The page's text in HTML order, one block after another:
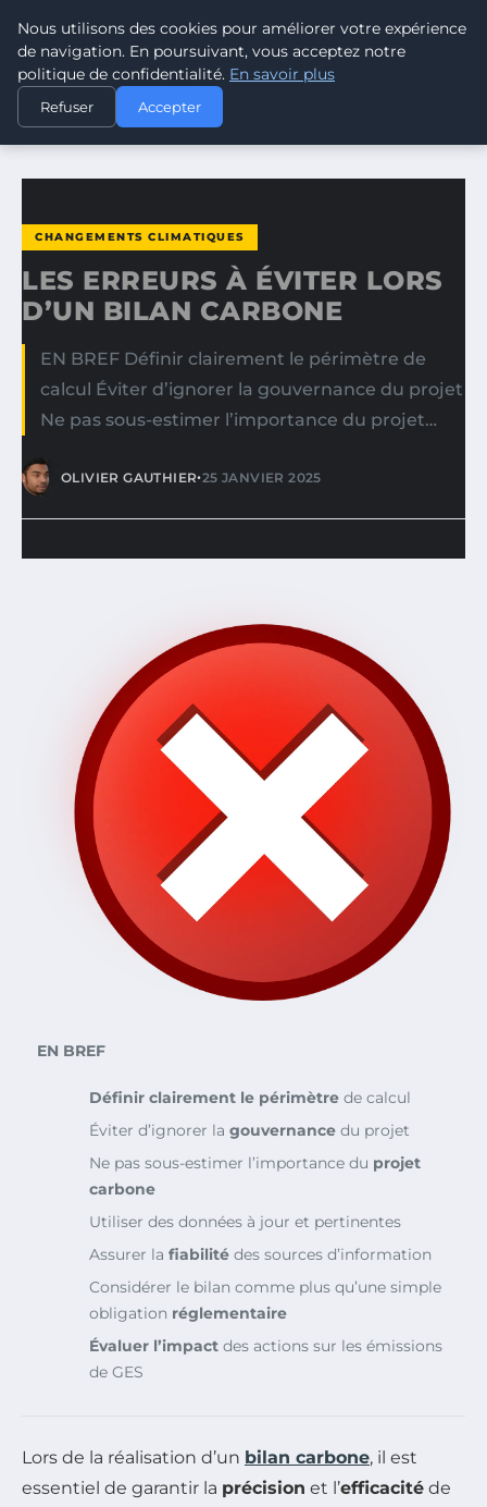
CLIMATE GUARDIAN
ACCUEIL
CHANGEMENTS CLIMATIQUES
LES ERREURS À ÉVITER LORS D’UN BILAN CARBONE
CHANGEMENTS CLIMATIQUES
LES ERREURS À ÉVITER LORS
D’UN BILAN CARBONE
EN BREF Définir clairement le périmètre de
calcul Éviter d’ignorer la gouvernance du projet
Ne pas sous-estimer l’importance du projet…
OLIVIER GAUTHIER•25 JANVIER 2025
EN BREF
Définir clairement le périmètre de calcul
Éviter d’ignorer la gouvernance du projet
Ne pas sous-estimer l’importance du projet
carbone
Utiliser des données à jour et pertinentes
Assurer la fiabilité des sources d’information
Considérer le bilan comme plus qu’une simple
obligation réglementaire
Évaluer l’impact des actions sur les émissions
de GES
Lors de la réalisation d’un bilan carbone, il est
essentiel de garantir la précision et l’efficacité de
Nous utilisons des cookies pour améliorer votre expérience
de navigation. En poursuivant, vous acceptez notre
politique de confidentialité. En savoir plus
Refuser Accepter